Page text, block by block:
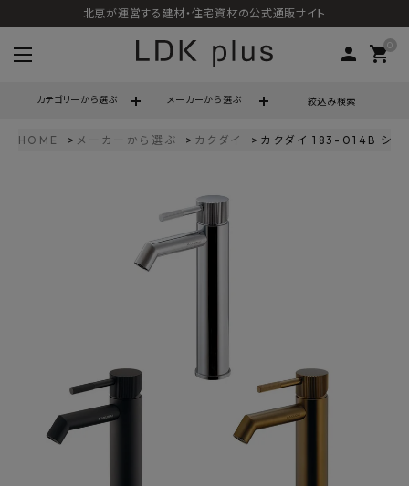
北恵が運営する建材・住宅資材の公式通販サイト
person 0
shopping_cart
カテゴリーから選ぶ メーカーから選ぶ 絞込み検索
営業時間 - 10:00～17:00（定休日 - 土日祝）
会員登録
最近チェックした商品
HOME メーカーから選ぶ カクダイ カクダイ 183-014B シン